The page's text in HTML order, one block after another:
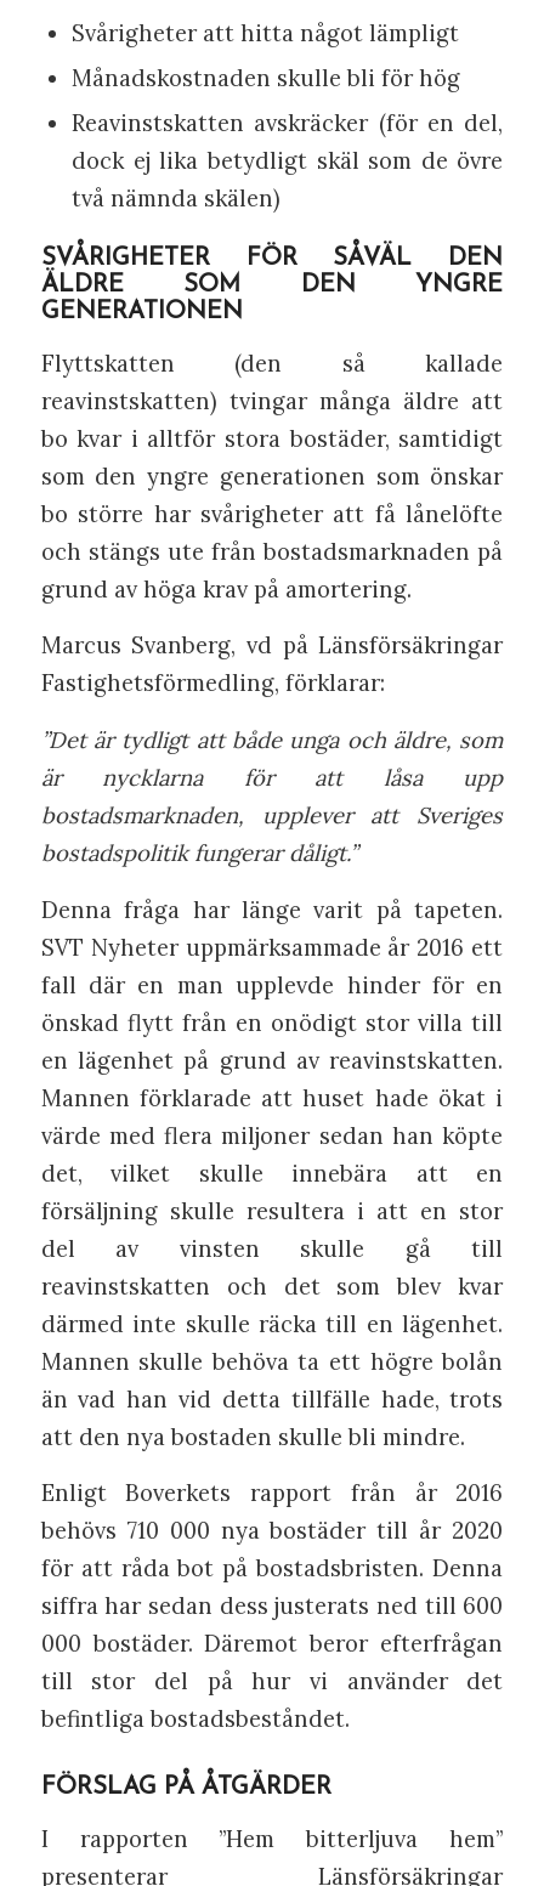
Svårigheter att hitta något lämpligt
Månadskostnaden skulle bli för hög
Reavinstskatten avskräcker (för en del,
dock ej lika betydligt skäl som de övre
två nämnda skälen)
SVÅRIGHETER FÖR SÅVÄL DEN
ÄLDRE SOM DEN YNGRE
GENERATIONEN
Flyttskatten (den så kallade
reavinstskatten) tvingar många äldre att
bo kvar i alltför stora bostäder, samtidigt
som den yngre generationen som önskar
bo större har svårigheter att få lånelöfte
och stängs ute från bostadsmarknaden på
grund av höga krav på amortering.
Marcus Svanberg, vd på Länsförsäkringar
Fastighetsförmedling, förklarar:
”Det är tydligt att både unga och äldre, som
är nycklarna för att låsa upp
bostadsmarknaden, upplever att Sveriges
bostadspolitik fungerar dåligt.”
Denna fråga har länge varit på tapeten.
SVT Nyheter uppmärksammade år 2016 ett
fall där en man upplevde hinder för en
önskad flytt från en onödigt stor villa till
en lägenhet på grund av reavinstskatten.
Mannen förklarade att huset hade ökat i
värde med flera miljoner sedan han köpte
det, vilket skulle innebära att en
försäljning skulle resultera i att en stor
del av vinsten skulle gå till
reavinstskatten och det som blev kvar
därmed inte skulle räcka till en lägenhet.
Mannen skulle behöva ta ett högre bolån
än vad han vid detta tillfälle hade, trots
att den nya bostaden skulle bli mindre.
Enligt Boverkets rapport från år 2016
behövs 710 000 nya bostäder till år 2020
för att råda bot på bostadsbristen. Denna
siffra har sedan dess justerats ned till 600
000 bostäder. Däremot beror efterfrågan
till stor del på hur vi använder det
befintliga bostadsbeståndet.
FÖRSLAG PÅ ÅTGÄRDER
I rapporten ”Hem bitterljuva hem”
presenterar Länsförsäkringar